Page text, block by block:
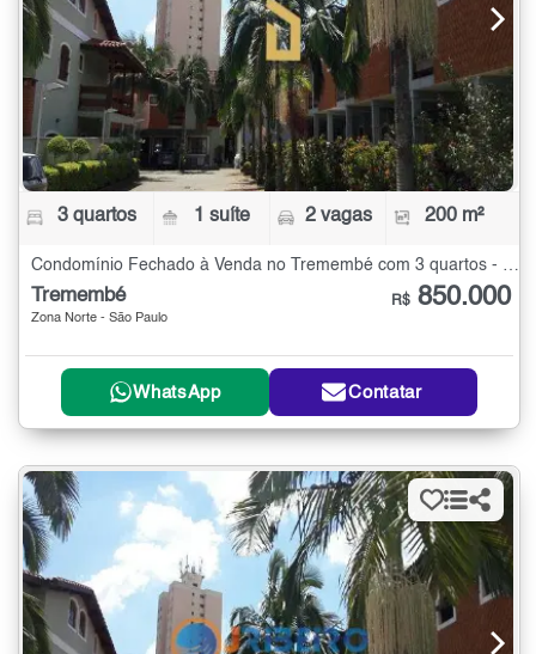
3 quartos 1 suíte 2 vagas 200 m²
Condomínio Fechado à Venda no Tremembé com 3 quartos - 200 m²
Tremembé
Zona Norte - São Paulo
R$ 850.000
WhatsApp Contatar